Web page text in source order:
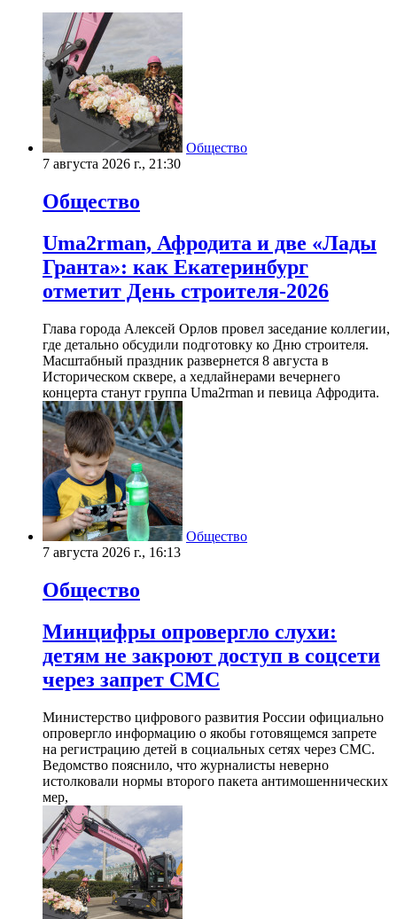
Общество
7 августа 2026 г., 21:30
Общество
Uma2rman, Афродита и две «Лады
Гранта»: как Екатеринбург
отметит День строителя-2026
Глава города Алексей Орлов провел заседание коллегии,
где детально обсудили подготовку ко Дню строителя.
Масштабный праздник развернется 8 августа в
Историческом сквере, а хедлайнерами вечернего
концерта станут группа Uma2rman и певица Афродита.
Общество
7 августа 2026 г., 16:13
Общество
Минцифры опровергло слухи:
детям не закроют доступ в соцсети
через запрет СМС
Министерство цифрового развития России официально
опровергло информацию о якобы готовящемся запрете
на регистрацию детей в социальных сетях через СМС.
Ведомство пояснило, что журналисты неверно
истолковали нормы второго пакета антимошеннических
мер,